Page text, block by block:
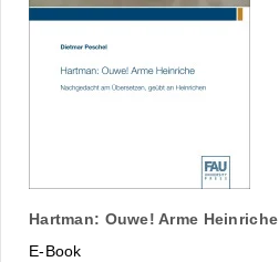
Hartman: Ouwe! Arme Heinriche
E-Book